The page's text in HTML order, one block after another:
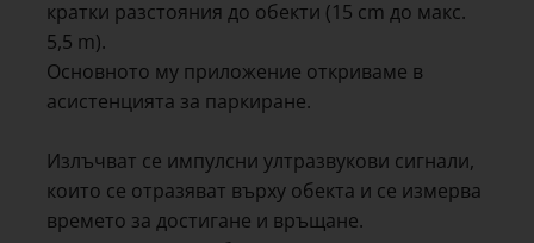
кратки разстояния до обекти (15 cm до макс.
5,5 m).
Основното му приложение откриваме в
асистенцията за паркиране.
Излъчват се импулсни ултразвукови сигнали,
които се отразяват върху обекта и се измерва
времето за достигане и връщане.